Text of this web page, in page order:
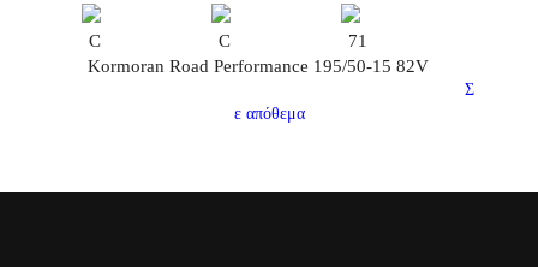
C C
71
Kormoran Road Performance 195/50-15 82V
Σ
ε απόθεμα